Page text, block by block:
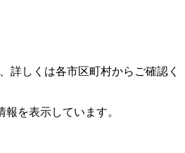
詳しくは各市区町村からご確認く
を表示しています。